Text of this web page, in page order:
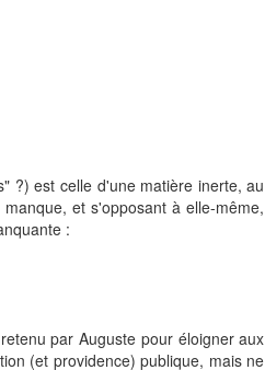
?) est celle d'une matière inerte, au
et s'opposant à elle-même,
:
par Auguste pour éloigner aux
(et providence) publique, mais ne